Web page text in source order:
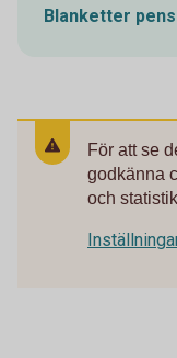
Blanketter
För att se
godkänna
och